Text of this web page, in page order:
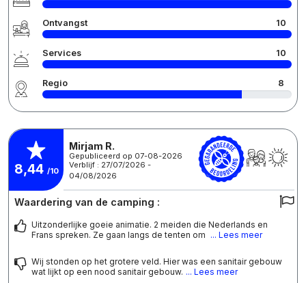
Ontvangst 10
Services 10
Regio 8
8,44 /10
Mirjam R.
Gepubliceerd op 07-08-2026
Verblijf : 27/07/2026 -
04/08/2026
Waardering van de camping :
Uitzonderlijke goeie animatie. 2 meiden die Nederlands en
Frans spreken. Ze gaan langs de tenten om ... Lees meer
Wij stonden op het grotere veld. Hier was een sanitair gebouw
wat lijkt op een nood sanitair gebouw. ... Lees meer